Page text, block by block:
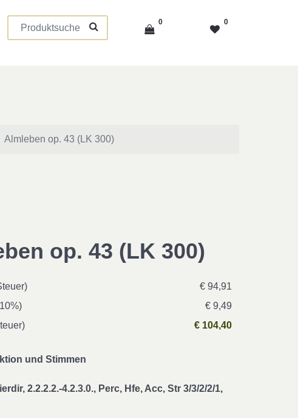
0 0
Almleben op. 43 (LK 300)
op. 43 (LK 300)
€ 94,91
€ 9,49
€ 104,40
und Stimmen
2.2.2.2.-4.2.3.0., Perc, Hfe, Acc, Str 3/3/2/2/1,